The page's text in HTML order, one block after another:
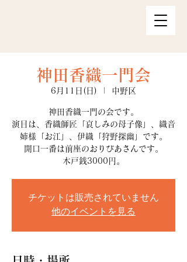
神田香織一門会
6月11日(日) 中野区
神田香織一門の会です。
演目は、香織師匠「哀しみの母子像」、織音
姉様「お江」、伊織「狩野探幽」です。
開口一番は前座のおりびあさんです。
チケットは販売されていません
他のイベントを見る